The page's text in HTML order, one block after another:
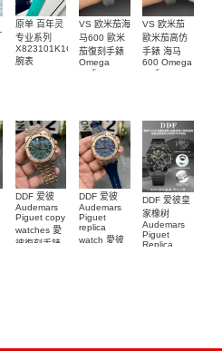
原单 百年灵
专业系列
X823101K1C1S1
腕表
VS 欧米茄海
马600 歐米
茄復刻手錶
Omega
replica
VS 欧米茄
歐米茄高仿
手錶 海马
600 Omega
replica
DDF 爱彼
Audemars
Piguet copy
watches 愛
彼復刻手錶
DDF 爱彼
Audemars
Piguet
replica
watch 愛彼
DDF 爱彼皇
家橡树
Audemars
Piguet
Replica